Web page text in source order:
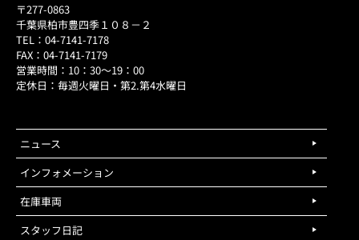
〒277-0863
千葉県柏市豊四季１０８－２
TEL：04-7141-7178
FAX：04-7141-7179
営業時間：10：30～19：00
定休日：毎週火曜日・第2.第4水曜日
ニュース
インフォメーション
在庫車両
スタッフ日記